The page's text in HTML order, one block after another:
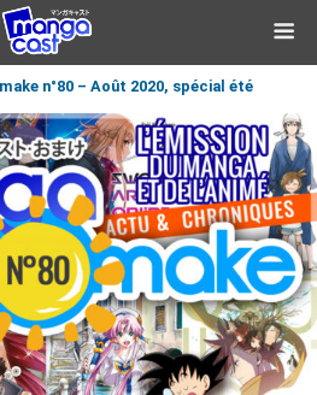
n°80 – Août 2020, spécial été